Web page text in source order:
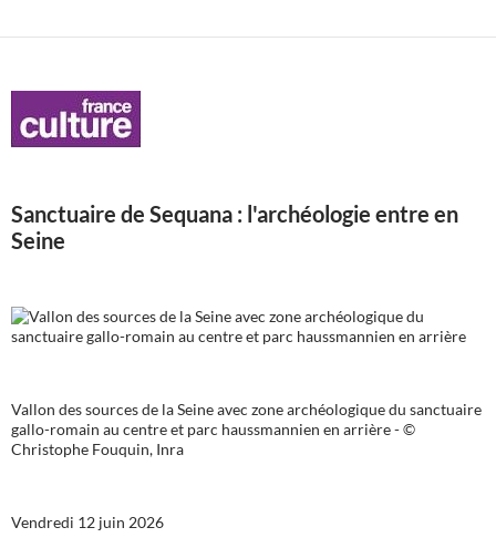
Sanctuaire de Sequana : l'archéologie entre en
Seine
Vallon des sources de la Seine avec zone archéologique du sanctuaire
gallo-romain au centre et parc haussmannien en arrière - ©
Christophe Fouquin, Inra
Vendredi 12 juin 2026